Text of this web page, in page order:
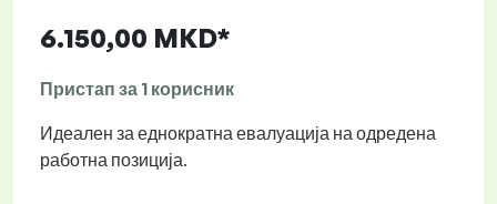
6.150,00 MKD*
Пристап за 1 корисник
Идеален за еднократна евалуација на одредена
работна позиција.